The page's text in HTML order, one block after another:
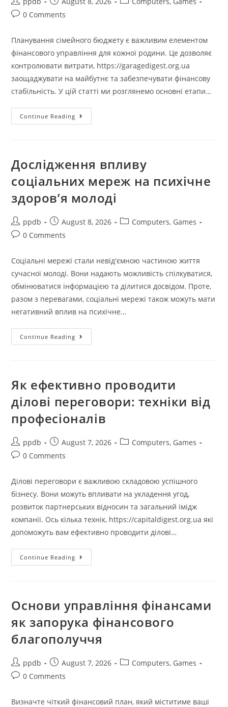
author:
published:
Post0 Comments
Планування сімейного бюджету є важливим елементом
фінансового управління для кожної родини. Це дозволяє
контролювати витрати, https://garagedigest.org.ua
заощаджувати на майбутнє та забезпечувати фінансову
стабільність. У цій статті ми розглянемо основні етапи…
Continue Reading Як
Правильно
Консультанта
Дослідження впливу
соціальних мереж на психічне
здоров’я молоді
Post
author:
ppdb
Post
published:
August 8, 2026
PostComputers, Games
Post0 Comments
Соціальні мережі стали невід'ємною частиною життя
сучасної молоді. Вони надають можливість спілкуватися,
обмінюватися інформацією та ділитися досвідом. Проте,
разом з перевагами, соціальні мережі також можуть мати
негативний вплив на психічне…
Continue Reading Дослідження
Впливу
Молоді
Як ефективно проводити
ділові переговори: техніки від
професіоналів
Post
author:
ppdb
Post
published:
August 7, 2026
PostComputers, Games
Post0 Comments
Ділові переговори є важливою складовою успішного
бізнесу. Вони можуть впливати на укладення угод,
розвиток партнерських відносин та загальний імідж
компанії. Ось кілька технік, https://capitaldigest.org.ua які
допоможуть вам ефективно проводити ділові…
Continue Reading Як
Ефективно
Професіоналів
Основи управління фінансами
як запорука фінансового
благополуччя
Post
author:
ppdb
Post
published:
August 7, 2026
PostComputers, Games
Post0 Comments
Визначте чіткий фінансовий план, який міститиме ваші